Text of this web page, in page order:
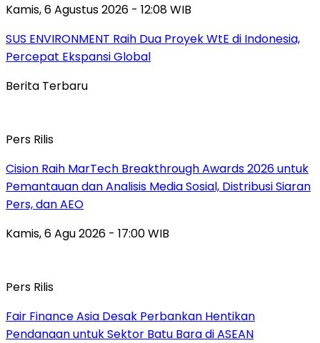
Kamis, 6 Agustus 2026 - 12:08 WIB
SUS ENVIRONMENT Raih Dua Proyek WtE di Indonesia,
Percepat Ekspansi Global
Berita Terbaru
Pers Rilis
Cision Raih MarTech Breakthrough Awards 2026 untuk
Pemantauan dan Analisis Media Sosial, Distribusi Siaran
Pers, dan AEO
Kamis, 6 Agu 2026 - 17:00 WIB
Pers Rilis
Fair Finance Asia Desak Perbankan Hentikan
Pendanaan untuk Sektor Batu Bara di ASEAN